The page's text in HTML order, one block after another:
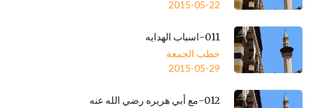
2015-05-22
011-اسباب الهدايه
خطب الجمعة
2015-05-29
012-مع أبي هريره رضي الله عنه